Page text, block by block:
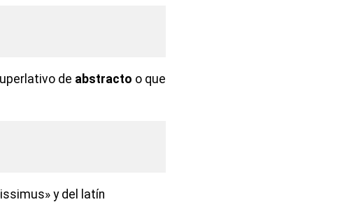
de abstracto o que
y del latín